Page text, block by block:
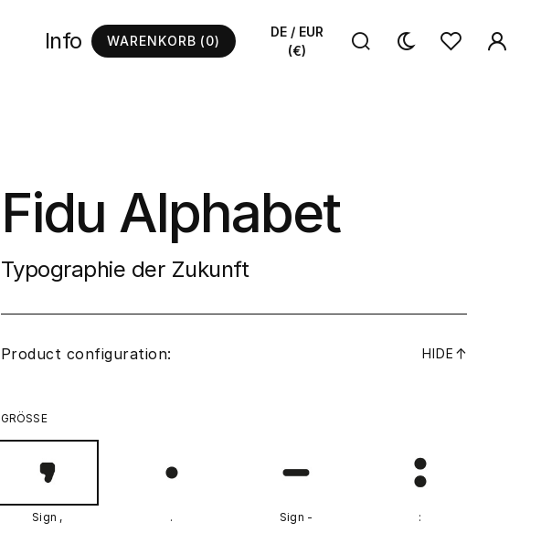
Info WARENKORB (0)
DE / EUR
(€)
Fidu Alphabet
Typographie der Zukunft
Product configuration: HIDE ↓
GRÖSSE
Sign , . Sign - :